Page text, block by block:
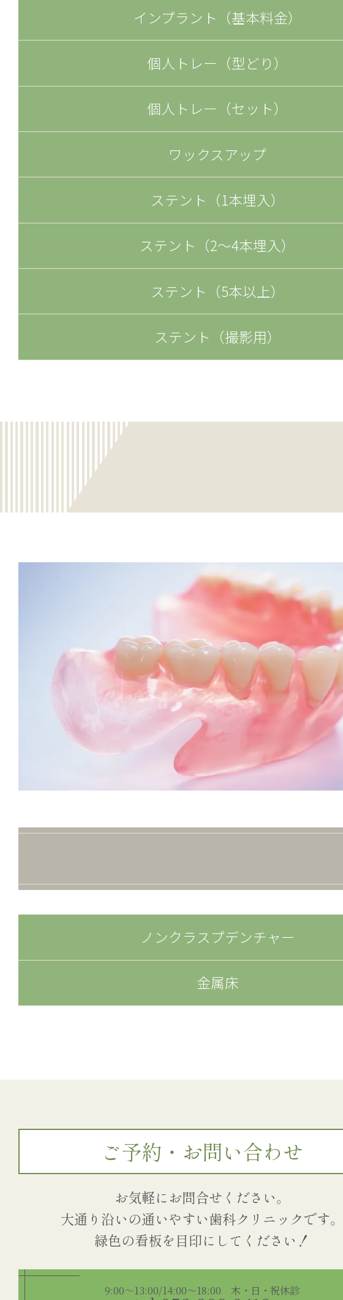
インプラント（基本料金）
個人トレー（型どり）
個人トレー（セット）
ワックスアップ
ステント（1本埋入）
ステント（2～4本埋入）
ステント（5本以上）
ステント（撮影用）
ノンクラスプデンチャー
金属床
ご予約・お問い合わせ
お気軽にお問合せください。
大通り沿いの通いやすい歯科クリニックです。
9:00～13:00/14:00～18:00 木・日・祝休診